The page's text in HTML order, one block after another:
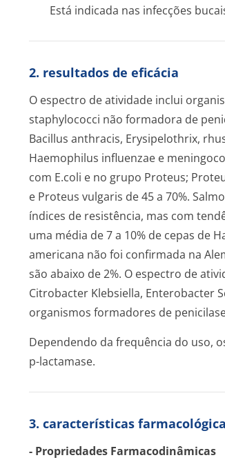
Está indicada nas infecções
2. resultados de eficácia
O espectro de atividade inclui
staphylococci não formadora de
Bacillus anthracis, Erysipelothrix,
Haemophilus influenzae e
com E.coli e no grupo Proteus;
e Proteus vulgaris de 45 a 70%.
índices de resistência, mas com
uma média de 7 a 10% de cepas de
americana não foi confirmada na
são abaixo de 2%. O espectro de
Citrobacter Klebsiella, Enterobacter
organismos formadores de
Dependendo da frequência do uso,
p-lactamase.
3. características
- Propriedades Farmacodinâmicas